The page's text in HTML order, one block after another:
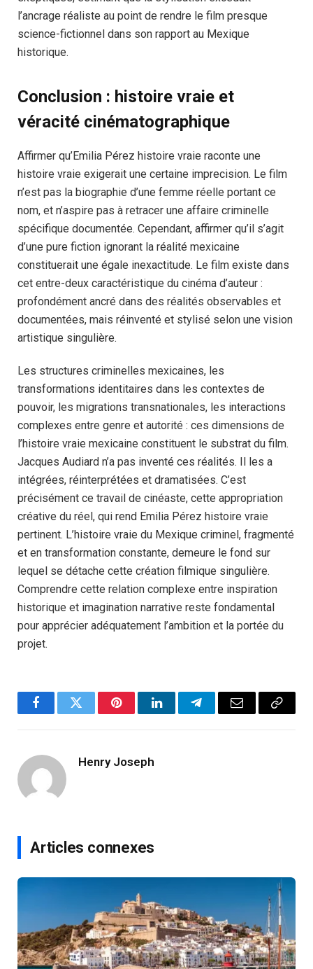
l’ancrage réaliste au point de rendre le film presque
science-fictionnel dans son rapport au Mexique
historique.
Conclusion : histoire vraie et
véracité cinématographique
Affirmer qu’Emilia Pérez histoire vraie raconte une
histoire vraie exigerait une certaine imprecision. Le film
n’est pas la biographie d’une femme réelle portant ce
nom, et n’aspire pas à retracer une affaire criminelle
spécifique documentée. Cependant, affirmer qu’il s’agit
d’une pure fiction ignorant la réalité mexicaine
constituerait une égale inexactitude. Le film existe dans
cet entre-deux caractéristique du cinéma d’auteur :
profondément ancré dans des réalités observables et
documentées, mais réinventé et stylisé selon une vision
artistique singulière.
Les structures criminelles mexicaines, les
transformations identitaires dans les contextes de
pouvoir, les migrations transnationales, les interactions
complexes entre genre et autorité : ces dimensions de
l’histoire vraie mexicaine constituent le substrat du film.
Jacques Audiard n’a pas inventé ces réalités. Il les a
intégrées, réinterprétées et dramatisées. C’est
précisément ce travail de cinéaste, cette appropriation
créative du réel, qui rend Emilia Pérez histoire vraie
pertinent. L’histoire vraie du Mexique criminel, fragmenté
et en transformation constante, demeure le fond sur
lequel se détache cette création filmique singulière.
Comprendre cette relation complexe entre inspiration
historique et imagination narrative reste fondamental
pour apprécier adéquatement l’ambition et la portée du
projet.
FacebookTwitter PinterestLinkedInTelegramEmail
Copy
Henry Joseph
Articles connexes